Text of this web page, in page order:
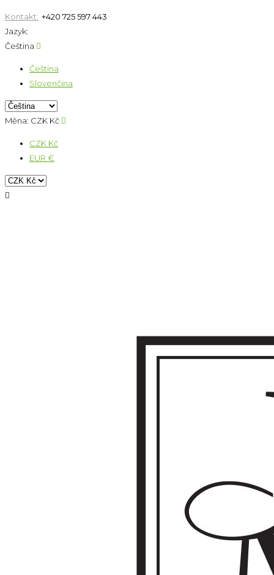
Kontakt: +420 725 597 443
Jazyk:
Čeština 
Čeština
Slovenčina
Měna: CZK Kč 
CZK Kč
EUR €
